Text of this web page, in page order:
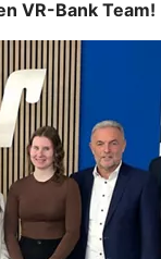
VR-Bank Team!